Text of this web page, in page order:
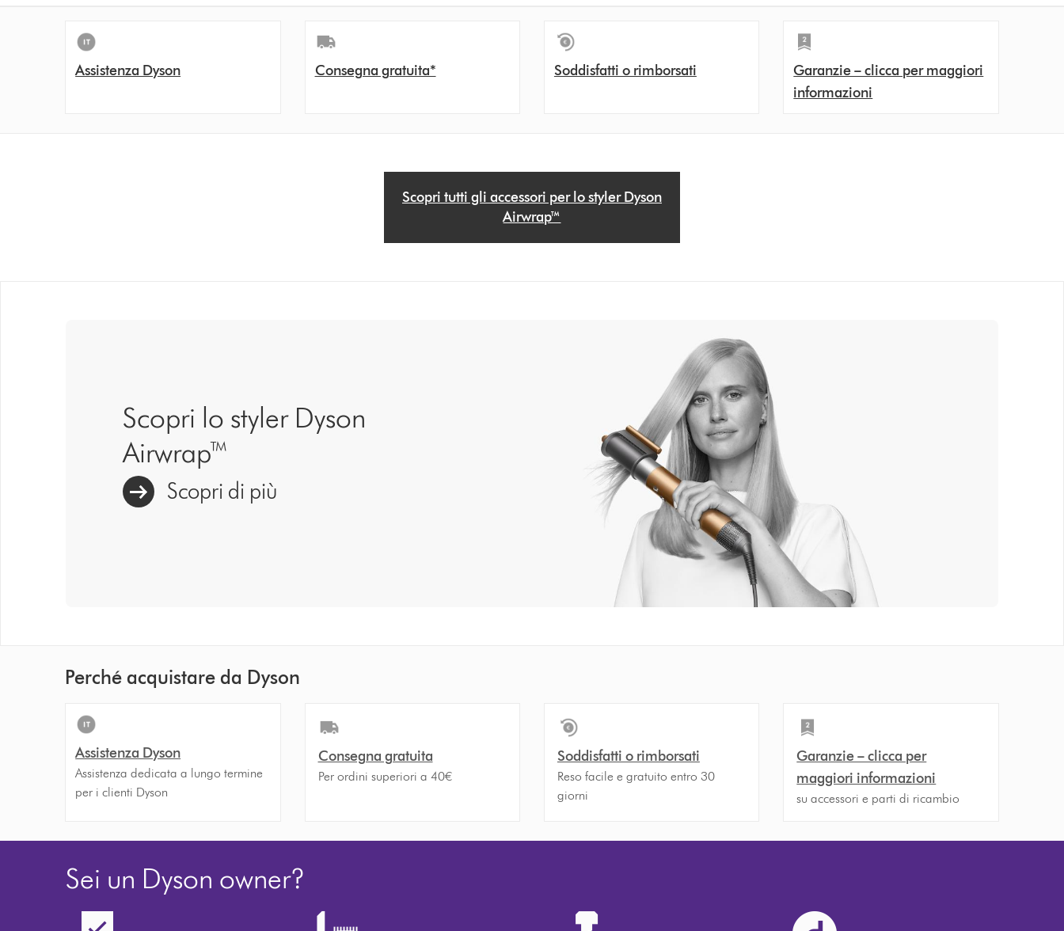
Assistenza Dyson Consegna gratuita* Soddisfatti o rimborsati
Garanzie – clicca per maggiori
informazioni
Scopri tutti gli accessori per lo styler Dyson
Airwrap™
Scopri lo styler Dyson
Airwrap™
Scopri di più
Perché acquistare da Dyson
Assistenza Dyson
Assistenza dedicata a lungo termine
per i clienti Dyson
Consegna gratuita
Per ordini superiori a 40€
Soddisfatti o rimborsati
Reso facile e gratuito entro 30
giorni
Garanzie – clicca per
maggiori informazioni
su accessori e parti di ricambio
Sei un Dyson owner?